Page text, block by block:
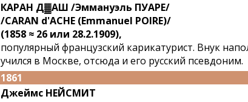
КАРАН Д▓АШ /Эммануэль ПУАРЕ/
/CARAN d'ACHE (Emmanuel POIRE)/
(1858 ≈ 26 или 28.2.1909),
популярный французский карикатурист. Внук
учился в Москве, отсюда и его русский псевдоним.
1861
Джеймс НЕЙСМИТ